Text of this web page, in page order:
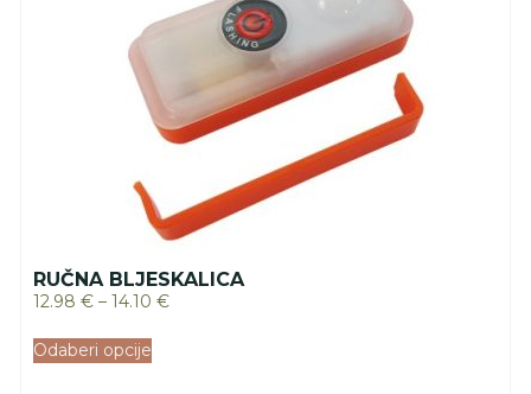
RUČNA BLJESKALICA
12.98 € – 14.10 €
Odaberi opcije